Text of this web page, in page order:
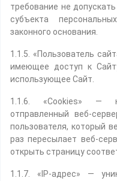
требование не
субъекта
законного основания.
1.1.5. «Пользователь
имеющее доступ к
использующее Сайт.
1.1.6. «Cookies» —
отправленный веб-
пользователя, который
раз пересылает веб-
открыть страницу
1.1.7. «IP-адрес» —